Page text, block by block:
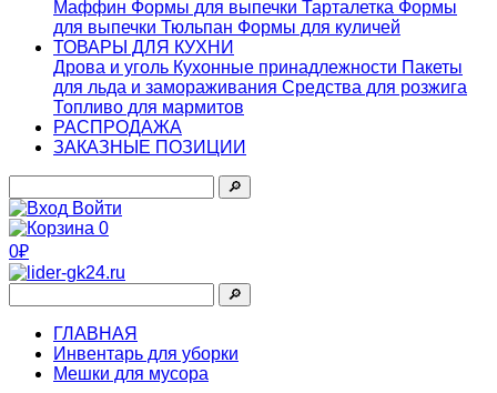
Маффин Формы для выпечки Тарталетка Формы
для выпечки Тюльпан Формы для куличей
ТОВАРЫ ДЛЯ КУХНИ
Дрова и уголь Кухонные принадлежности Пакеты
для льда и замораживания Средства для розжига
Топливо для мармитов
РАСПРОДАЖА
ЗАКАЗНЫЕ ПОЗИЦИИ
🔎︎
Войти
0
0₽
🔎︎
ГЛАВНАЯ
Инвентарь для уборки
Мешки для мусора